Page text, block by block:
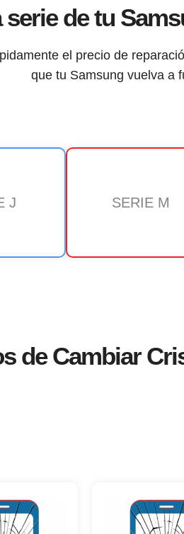
serie de tu
el precio de
que tu Samsung vuelva a
J SERIE M
de Cambiar